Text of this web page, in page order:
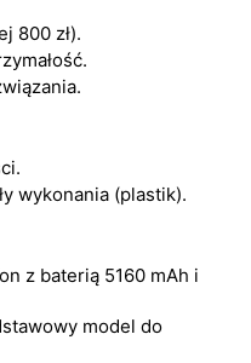
800 zł).
wykonania (plastik).
z baterią 5160 mAh i
model do